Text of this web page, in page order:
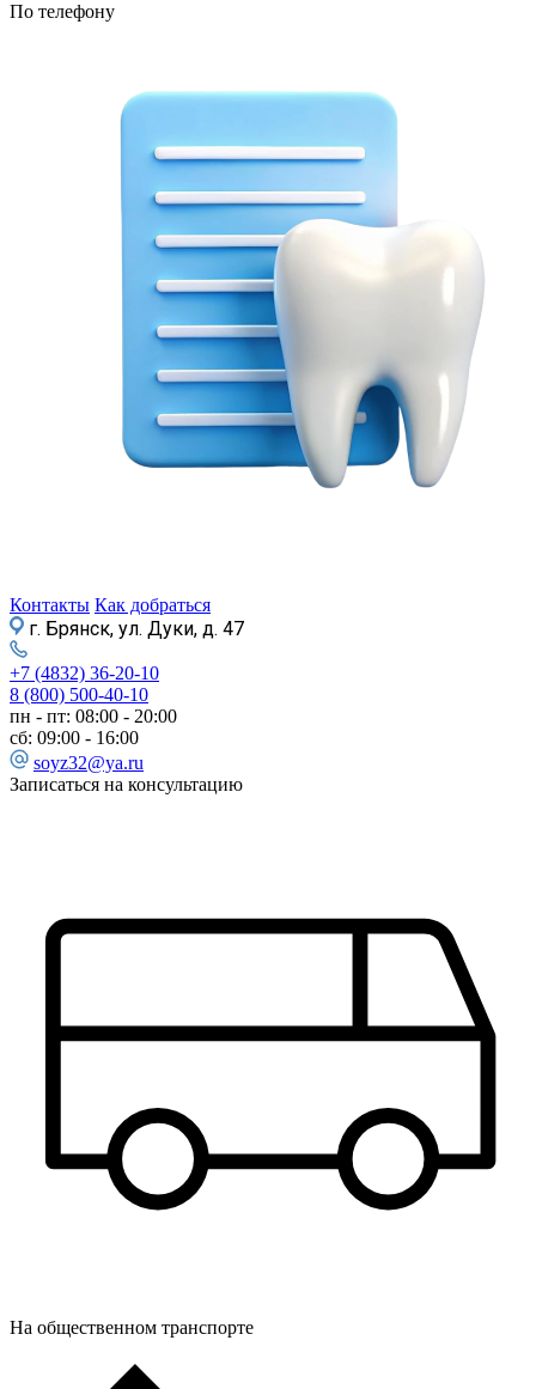
По телефону
Контакты Как добраться
г. Брянск, ул. Дуки, д. 47
+7 (4832) 36-20-10
8 (800) 500-40-10
пн - пт: 08:00 - 20:00
сб: 09:00 - 16:00
soyz32@ya.ru
Записаться на консультацию
На общественном транспорте